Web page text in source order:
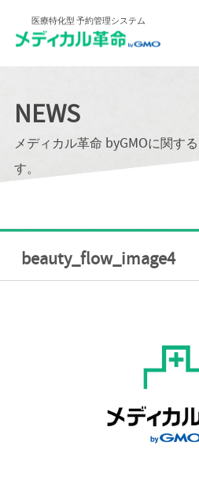
医療特化型 予約管理システム
NEWS
メディカル革命 byGMOに関す
す。
beauty_flow_image4